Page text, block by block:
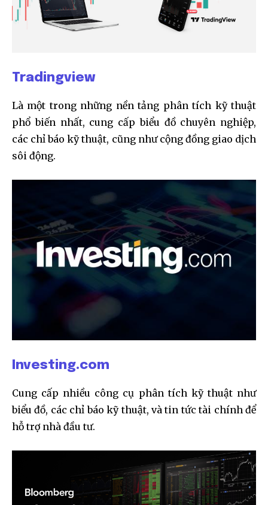
Tradingview
Là một trong những nền tảng phân tích kỹ thuật
phổ biến nhất, cung cấp biểu đồ chuyên nghiệp,
các chỉ báo kỹ thuật, cũng như cộng đồng giao dịch
sôi động.
Investing.com
Cung cấp nhiều công cụ phân tích kỹ thuật như
biểu đồ, các chỉ báo kỹ thuật, và tin tức tài chính để
hỗ trợ nhà đầu tư.